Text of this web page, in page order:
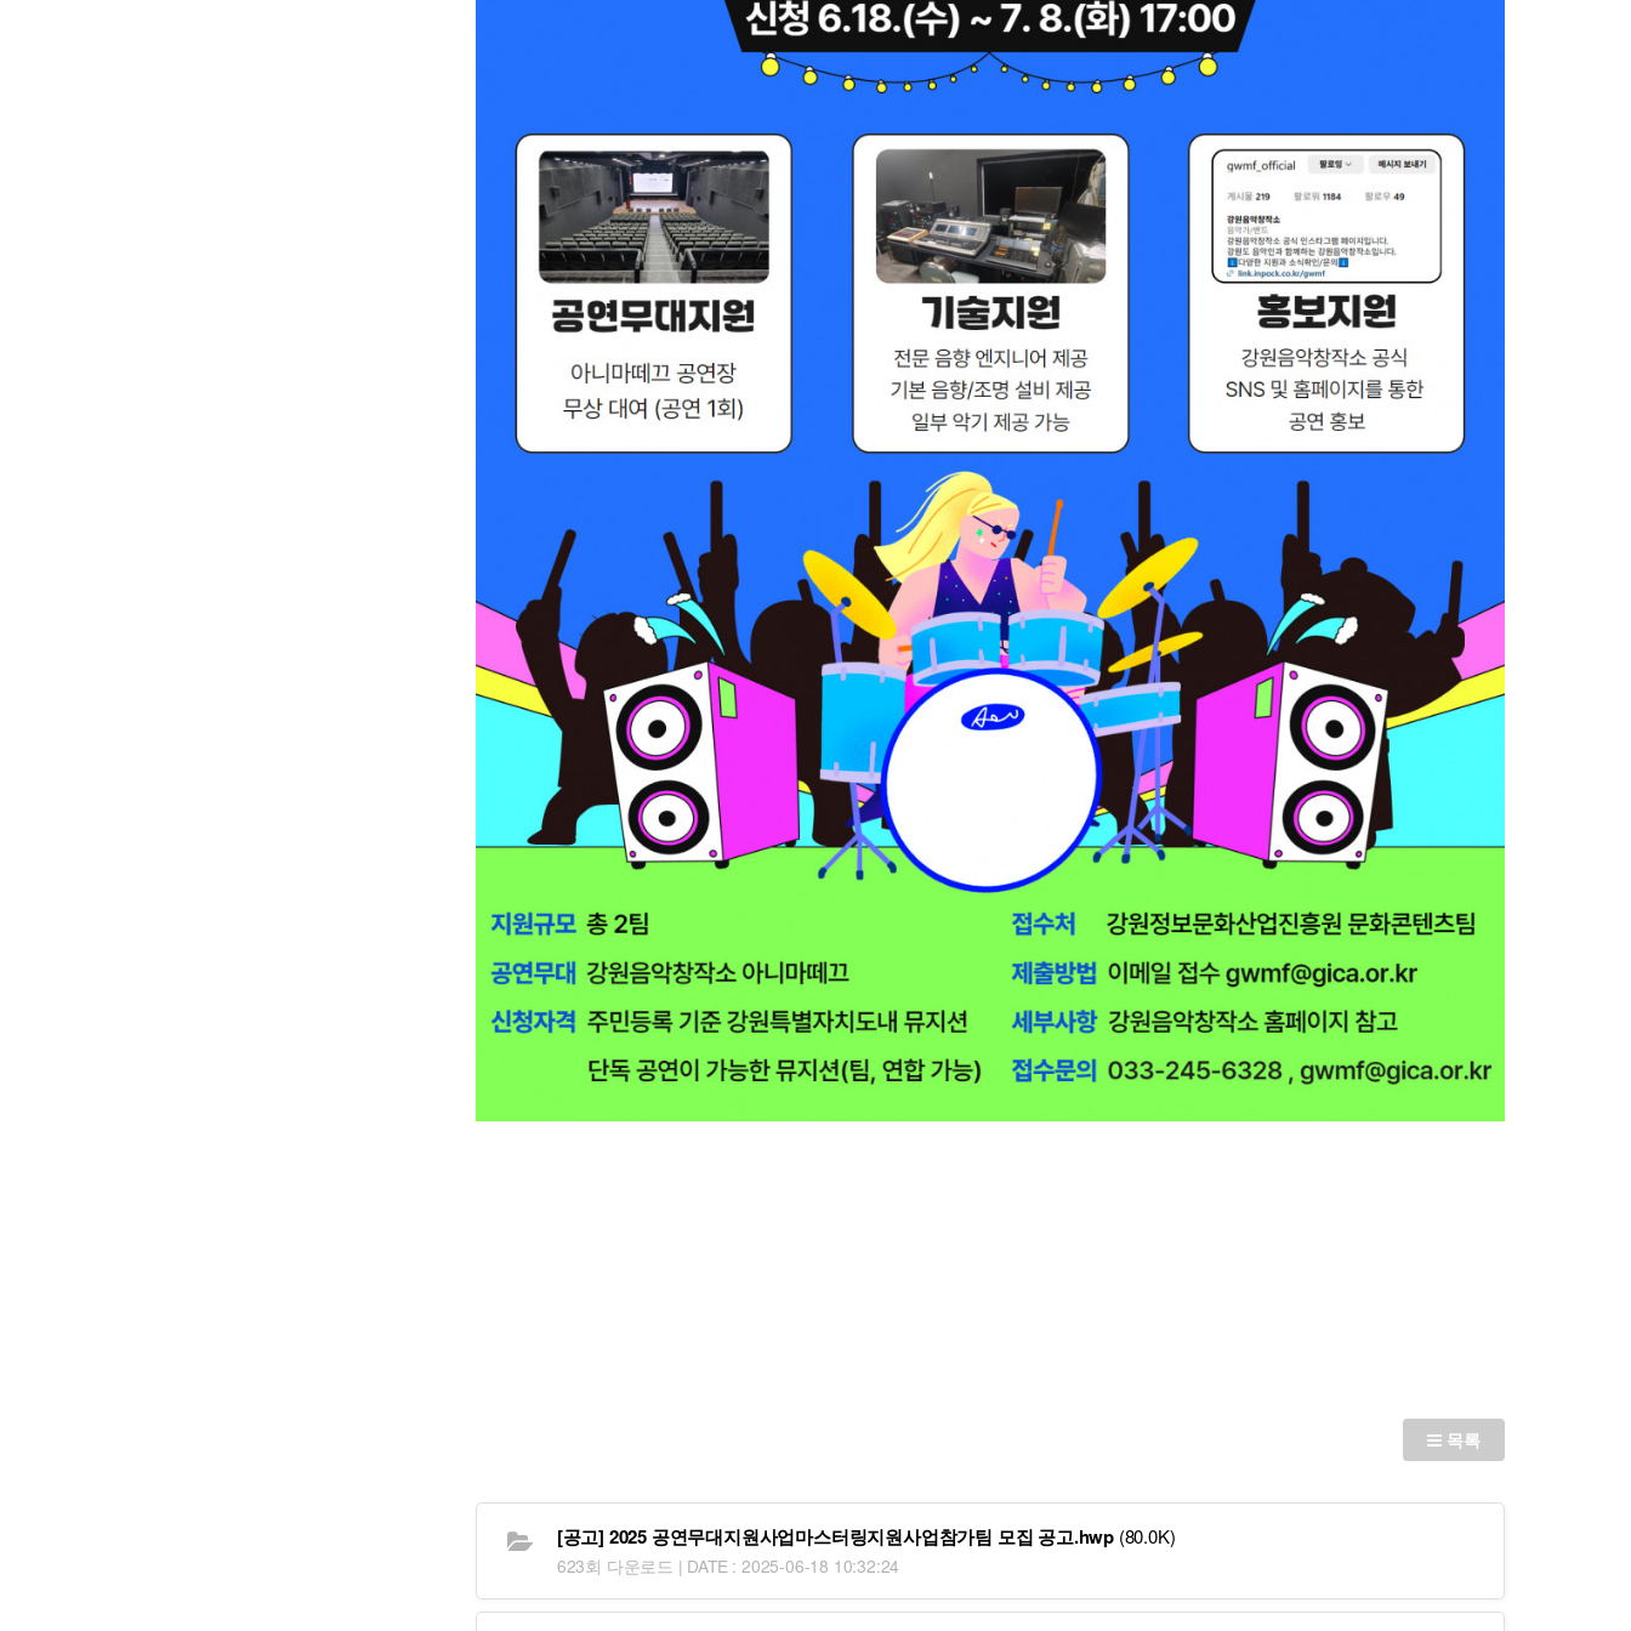
목록
[공고] 2025 공연무대지원사업마스터링지원사업참가팀 모집 공고.hwp (80.0K)
623회 다운로드 | DATE : 2025-06-18 10:32:24